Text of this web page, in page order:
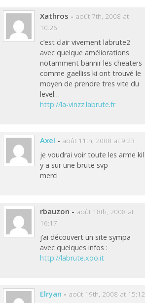
Xathros - août 7th, 2008 at
10:26
c’est clair vivement labrute2
avec quelque améliorations
notamment bannir les cheaters
comme gaelliss ki ont trouvé le
moyen de prendre tres vite du
level…
http://la-vinzz.labrute.fr
Axel - août 11th, 2008 at 9:23
je voudrai voir toute les arme kil
y a sur une brute svp
merci
rbauzon - août 18th, 2008 at
16:17
j’ai découvert un site sympa
avec quelques infos :
http://labrute.xoo.it
Elryan - août 19th, 2008 at 15:12